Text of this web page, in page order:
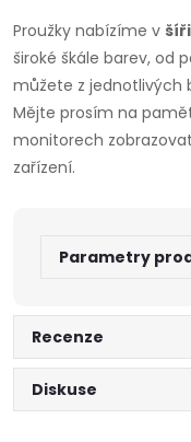
Proužky nabízíme v
široké škále barev, od
můžete z jednotlivých
Mějte prosím na
monitorech
zařízení.
Parametry
Recenze
Diskuse